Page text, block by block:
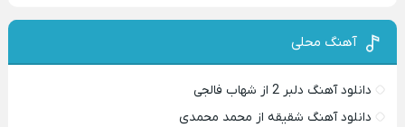
آهنگ محلی
دانلود آهنگ دلبر 2 از شهاب فالجی
دانلود آهنگ شقیقه از محمد محمدی